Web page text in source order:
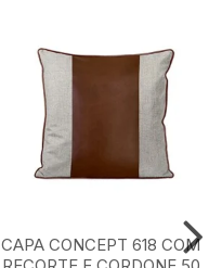
CAPA CONCEPT 618 COM